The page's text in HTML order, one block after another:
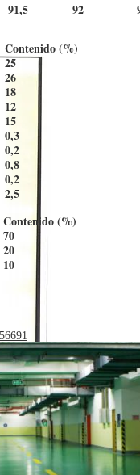
91,5 92
Contenido (%)
25
26
18
12
15
0,3
0,2
0,8
0,2
2,5
Contenido (%)
70
20
10